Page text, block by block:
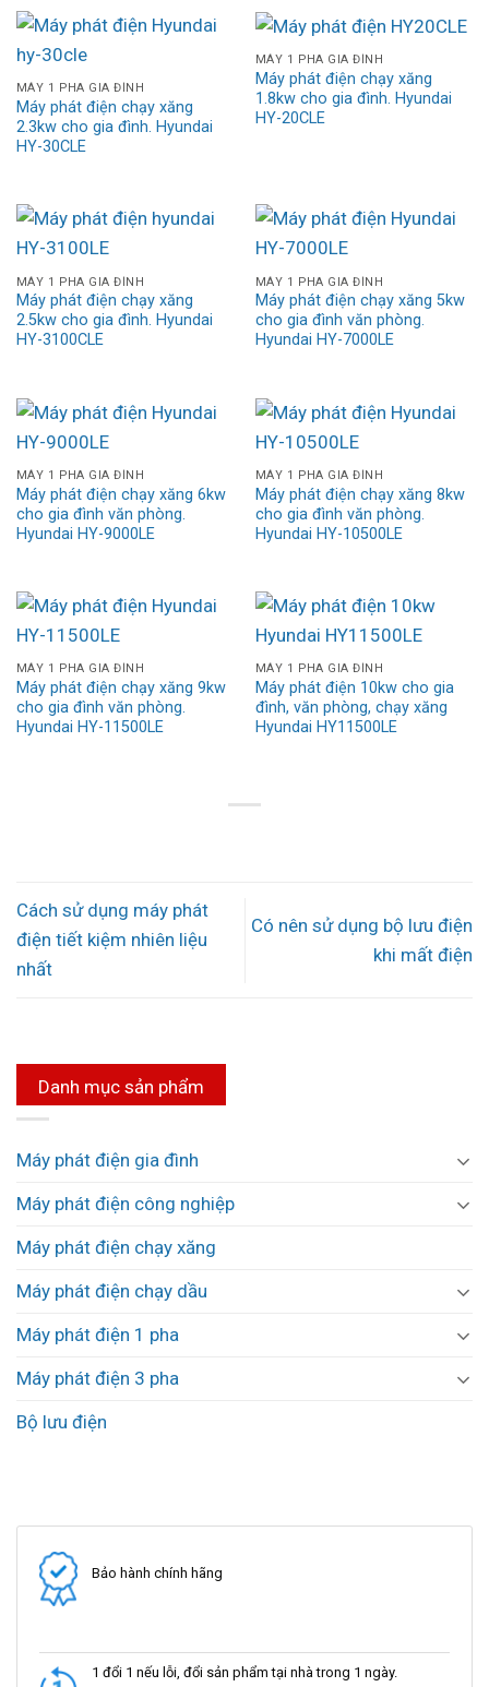
MÁY 1 PHA GIA ĐÌNH
Máy phát điện chạy xăng
2.3kw cho gia đình. Hyundai
HY-30CLE
MÁY 1 PHA GIA ĐÌNH
Máy phát điện chạy xăng
1.8kw cho gia đình. Hyundai
HY-20CLE
MÁY 1 PHA GIA ĐÌNH
Máy phát điện chạy xăng
2.5kw cho gia đình. Hyundai
HY-3100CLE
MÁY 1 PHA GIA ĐÌNH
Máy phát điện chạy xăng 5kw
cho gia đình văn phòng.
Hyundai HY-7000LE
MÁY 1 PHA GIA ĐÌNH
Máy phát điện chạy xăng 6kw
cho gia đình văn phòng.
Hyundai HY-9000LE
MÁY 1 PHA GIA ĐÌNH
Máy phát điện chạy xăng 8kw
cho gia đình văn phòng.
Hyundai HY-10500LE
MÁY 1 PHA GIA ĐÌNH
Máy phát điện chạy xăng 9kw
cho gia đình văn phòng.
Hyundai HY-11500LE
MÁY 1 PHA GIA ĐÌNH
Máy phát điện 10kw cho gia
đình, văn phòng, chạy xăng
Hyundai HY11500LE
Cách sử dụng máy phát
điện tiết kiệm nhiên liệu
nhất
Có nên sử dụng bộ lưu điện
khi mất điện
Danh mục sản phẩm
Máy phát điện gia đình
Máy phát điện công nghiệp
Máy phát điện chạy xăng
Máy phát điện chạy dầu
Máy phát điện 1 pha
Máy phát điện 3 pha
Bộ lưu điện
Bảo hành chính hãng
1 đổi 1 nếu lỗi, đổi sản phẩm tại nhà trong 1 ngày.